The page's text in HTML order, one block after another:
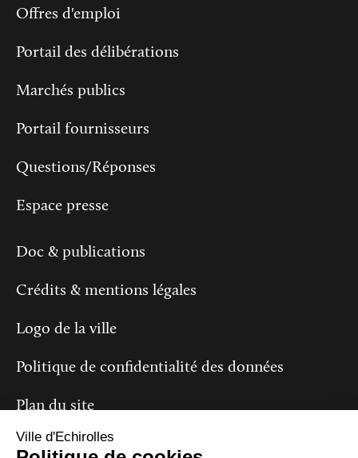
Offres d'emploi
Portail des délibérations
Marchés publics
Portail fournisseurs
Questions/Réponses
Espace presse
Doc & publications
Crédits & mentions légales
Logo de la ville
Politique de confidentialité des données
Plan du site
Ville d'Echirolles